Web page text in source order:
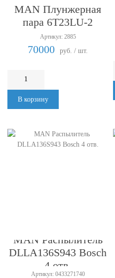
MAN Плунжерная
пара 6T23LU-2
Артикул: 2885
70000 руб. / шт.
В корзину
MAN Распылитель
DLLA136S943 Bosch
4 отв.
Артикул: 0433271740